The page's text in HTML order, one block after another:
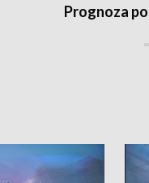
Prognoza